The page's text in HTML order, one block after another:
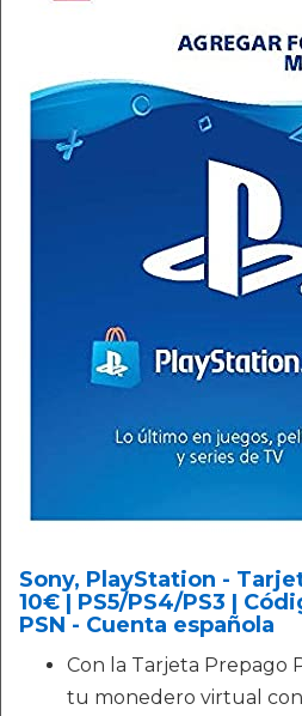
Sony, PlayStation -
10€ | PS5/PS4/PS3 |
PSN - Cuenta española
Con la Tarjeta Prepago
tu monedero virtual con